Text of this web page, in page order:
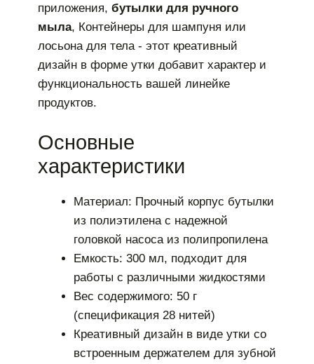
приложения, бутылки для ручного
мыла, Контейнеры для шампуня или
лосьона для тела - этот креативный
дизайн в форме утки добавит характер и
функциональность вашей линейке
продуктов.
Основные
характеристики
Материал: Прочный корпус бутылки
из полиэтилена с надежной
головкой насоса из полипропилена
Емкость: 300 мл, подходит для
работы с различными жидкостями
Вес содержимого: 50 г
(спецификация 28 нитей)
Креативный дизайн в виде утки со
встроенным держателем для зубной